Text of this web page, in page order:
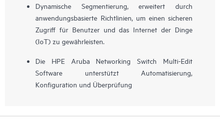
Dynamische Segmentierung, erweitert durch
anwendungsbasierte Richtlinien, um einen sicheren
Zugriff für Benutzer und das Internet der Dinge
(IoT) zu gewährleisten.
Die HPE Aruba Networking Switch Multi-Edit
Software unterstützt Automatisierung,
Konfiguration und Überprüfung